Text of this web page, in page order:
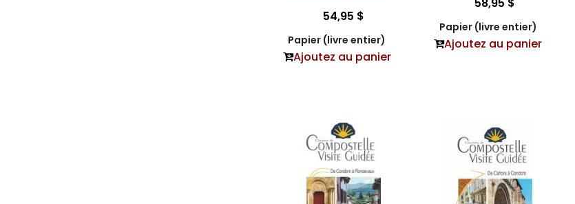
54,95 $
Papier (livre entier)
Ajoutez au panier
Papier (livre entier)
Ajoutez au panier